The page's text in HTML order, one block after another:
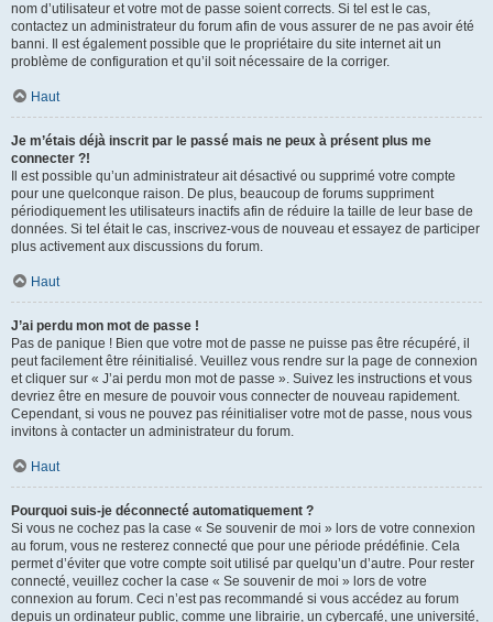
nom d’utilisateur et votre mot de passe soient corrects. Si tel est le cas,
contactez un administrateur du forum afin de vous assurer de ne pas avoir été
banni. Il est également possible que le propriétaire du site internet ait un
problème de configuration et qu’il soit nécessaire de la corriger.
Haut
Je m’étais déjà inscrit par le passé mais ne peux à présent plus me
connecter ?!
Il est possible qu’un administrateur ait désactivé ou supprimé votre compte
pour une quelconque raison. De plus, beaucoup de forums suppriment
périodiquement les utilisateurs inactifs afin de réduire la taille de leur base de
données. Si tel était le cas, inscrivez-vous de nouveau et essayez de participer
plus activement aux discussions du forum.
Haut
J’ai perdu mon mot de passe !
Pas de panique ! Bien que votre mot de passe ne puisse pas être récupéré, il
peut facilement être réinitialisé. Veuillez vous rendre sur la page de connexion
et cliquer sur « J’ai perdu mon mot de passe ». Suivez les instructions et vous
devriez être en mesure de pouvoir vous connecter de nouveau rapidement.
Cependant, si vous ne pouvez pas réinitialiser votre mot de passe, nous vous
invitons à contacter un administrateur du forum.
Haut
Pourquoi suis-je déconnecté automatiquement ?
Si vous ne cochez pas la case « Se souvenir de moi » lors de votre connexion
au forum, vous ne resterez connecté que pour une période prédéfinie. Cela
permet d’éviter que votre compte soit utilisé par quelqu’un d’autre. Pour rester
connecté, veuillez cocher la case « Se souvenir de moi » lors de votre
connexion au forum. Ceci n’est pas recommandé si vous accédez au forum
depuis un ordinateur public, comme une librairie, un cybercafé, une université,